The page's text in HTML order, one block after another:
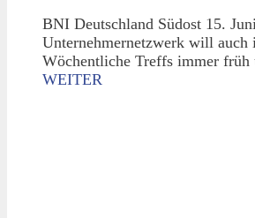
BNI Deutschland Südost 15.
Unternehmernetzwerk will auch
Wöchentliche Treffs immer
WEITER